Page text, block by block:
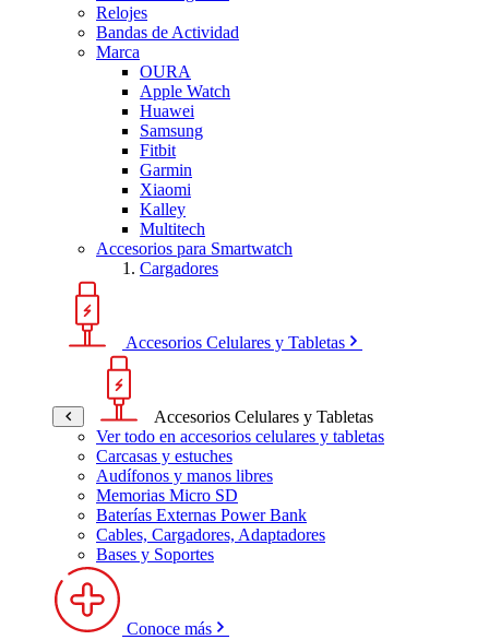
Relojes
Bandas de Actividad
Marca
OURA
Apple Watch
Huawei
Samsung
Fitbit
Garmin
Xiaomi
Kalley
Multitech
Accesorios para Smartwatch
Cargadores
Accesorios Celulares y Tabletas
Accesorios Celulares y Tabletas
Ver todo en accesorios celulares y tabletas
Carcasas y estuches
Audífonos y manos libres
Memorias Micro SD
Baterías Externas Power Bank
Cables, Cargadores, Adaptadores
Bases y Soportes
Conoce más